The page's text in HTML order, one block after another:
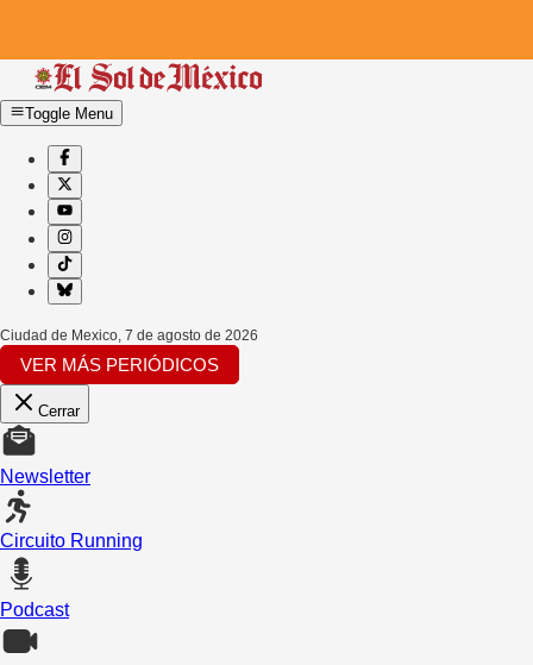
Toggle Menu
Ciudad de Mexico, 7 de agosto de 2026
VER MÁS PERIÓDICOS
Cerrar
Newsletter
Circuito Running
Podcast